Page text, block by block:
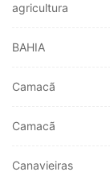
agricultura
BAHIA
Camacã
Camacã
Canavieiras